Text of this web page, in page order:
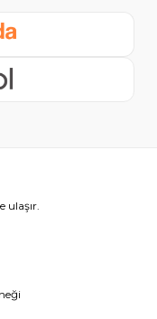
ulaşır.